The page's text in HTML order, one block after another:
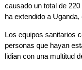
causado un total de
ha extendido a
Los equipos sanitarios
personas que hayan
lidian con una multitud